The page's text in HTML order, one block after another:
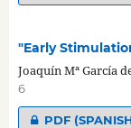
"Early
Joaquín Mª García
6
PDF